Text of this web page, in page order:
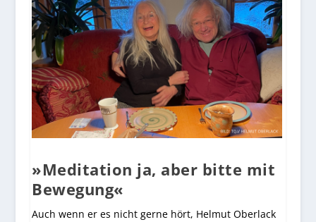
»Meditation ja, aber bitte mit
Bewegung«
Auch wenn er es nicht gerne hört, Helmut Oberlack